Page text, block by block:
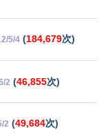
5/4 (184,679次)
2 (46,855次)
2 (49,684次)